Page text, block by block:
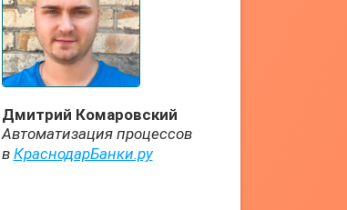
Дмитрий Комаровский
Автоматизация процессов
в КраснодарБанки.ру